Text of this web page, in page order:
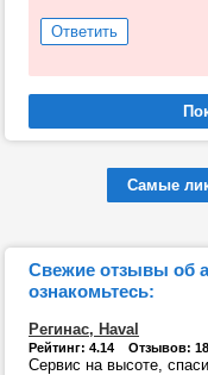
Ответить
Самые
Свежие отзывы об
ознакомьтесь:
Регинас, Haval
Рейтинг: 4.14 Отзывов:
Сервис на высоте,